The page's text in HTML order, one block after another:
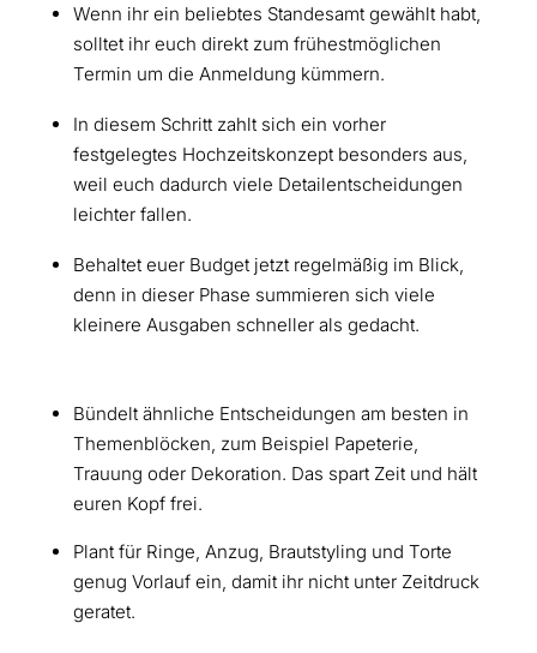
Wenn ihr ein beliebtes Standesamt gewählt habt,
solltet ihr euch direkt zum frühestmöglichen
Termin um die Anmeldung kümmern.
In diesem Schritt zahlt sich ein vorher
festgelegtes Hochzeitskonzept besonders aus,
weil euch dadurch viele Detailentscheidungen
leichter fallen.
Behaltet euer Budget jetzt regelmäßig im Blick,
denn in dieser Phase summieren sich viele
kleinere Ausgaben schneller als gedacht.
Bündelt ähnliche Entscheidungen am besten in
Themenblöcken, zum Beispiel Papeterie,
Trauung oder Dekoration. Das spart Zeit und hält
euren Kopf frei.
Plant für Ringe, Anzug, Brautstyling und Torte
genug Vorlauf ein, damit ihr nicht unter Zeitdruck
geratet.